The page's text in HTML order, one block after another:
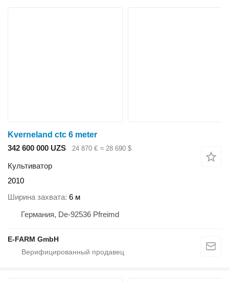
Kverneland ctc 6 meter
342 600 000 UZS
24 870 € ≈ 28 690 $
Культиватор
2010
Ширина захвата 6 м
Германия, De-92536 Pfreimd
E-FARM GmbH